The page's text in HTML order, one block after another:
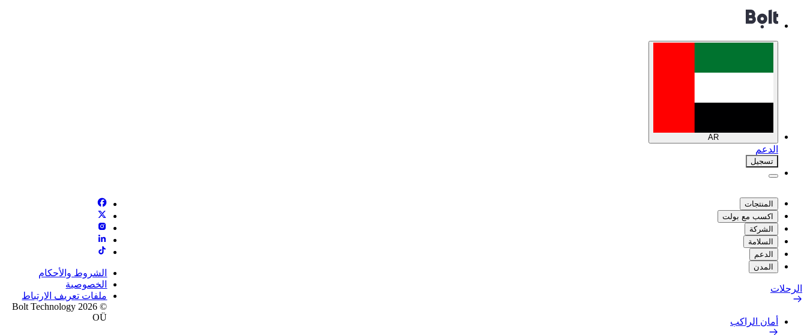
AR
الدعم
تسجيل
المنتجات
اكسب مع بولت
الشركة
السلامة
الدعم
المدن
الرحلات
أمان الراكب
الشروط والأحكام
الخصوصية
ملفات تعريف الارتباط
© 2026 Bolt Technology
OÜ